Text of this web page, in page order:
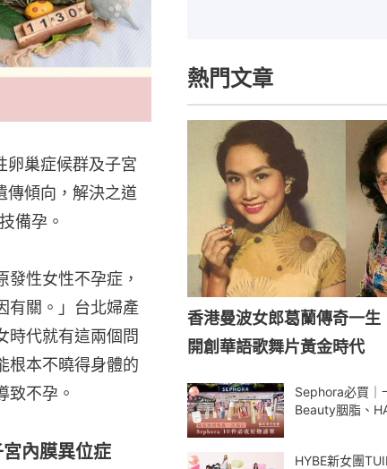
卵巢症候群及子宮
傳傾向，解決之道
備孕。
發性女性不孕症，
有關。」台北婦產
時代就有這兩個問
根本不曉得身體的
致不孕。
內膜異位症
熱門文章
香港曼波女郎葛蘭傳奇一
開創華語歌舞片黃金時代
Sephora必買｜
Beauty胭脂、
HYBE新女團